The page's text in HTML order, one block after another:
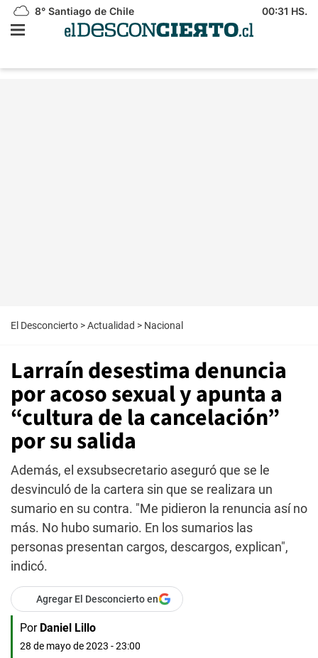
8° Santiago de Chile 00:31 HS.
El Desconcierto >Actualidad > Nacional
Larraín desestima denuncia
por acoso sexual y apunta a
“cultura de la cancelación”
por su salida
Además, el exsubsecretario aseguró que se le
desvinculó de la cartera sin que se realizara un
sumario en su contra. "Me pidieron la renuncia así no
más. No hubo sumario. En los sumarios las
personas presentan cargos, descargos, explican",
indicó.
Agregar El Desconcierto en
Por Daniel Lillo
28 de mayo de 2023 - 23:00